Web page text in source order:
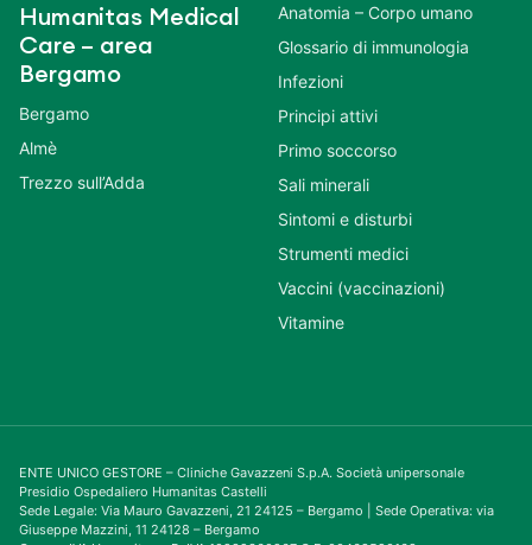
Humanitas Medical
Care – area
Bergamo
Bergamo
Almè
Trezzo sull’Adda
Anatomia – Corpo umano
Glossario di immunologia
Infezioni
Principi attivi
Primo soccorso
Sali minerali
Sintomi e disturbi
Strumenti medici
Vaccini (vaccinazioni)
Vitamine
ENTE UNICO GESTORE – Cliniche Gavazzeni S.p.A. Società unipersonale
Presidio Ospedaliero Humanitas Castelli
Sede Legale: Via Mauro Gavazzeni, 21 24125 – Bergamo | Sede Operativa: via
Giuseppe Mazzini, 11 24128 – Bergamo